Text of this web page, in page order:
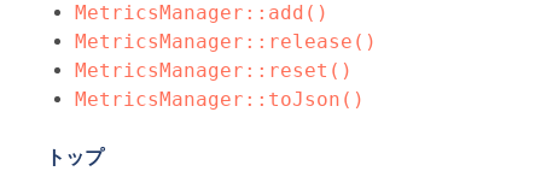
MetricsManager::add()
MetricsManager::release()
MetricsManager::reset()
MetricsManager::toJson()
トップ